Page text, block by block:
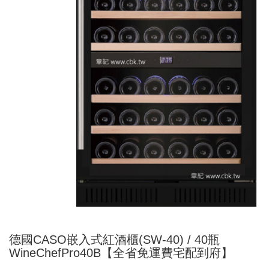
德國CASO嵌入式紅酒櫃(SW-40) / 40瓶
WineChefPro40B【全省免運費宅配到府】